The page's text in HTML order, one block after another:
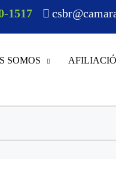
1517
SOMOS